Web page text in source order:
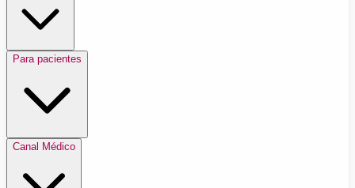
Para pacientes
Canal Médico